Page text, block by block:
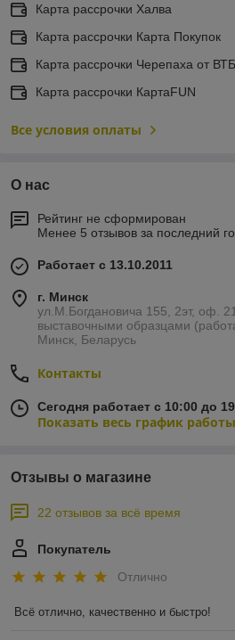
Карта рассрочки Халва
Карта рассрочки Карта Покупок
Карта рассрочки Черепаха от
Карта рассрочки КартаFUN
Все условия оплаты
О нас
Рейтинг не сформирован
Менее 5 отзывов за последний
Работает с 13.10.2011
г. Минск
ул.М.Богдановича 155, 2эт, оф.
выставочными образцами
Минск, Беларусь
Контакты
Сегодня работает с 10:00 до
Показать весь график работы
Отзывы о магазине
22 отзывов за всё время
Покупатель
Отлично
Всё отлично, качественно и быстро!